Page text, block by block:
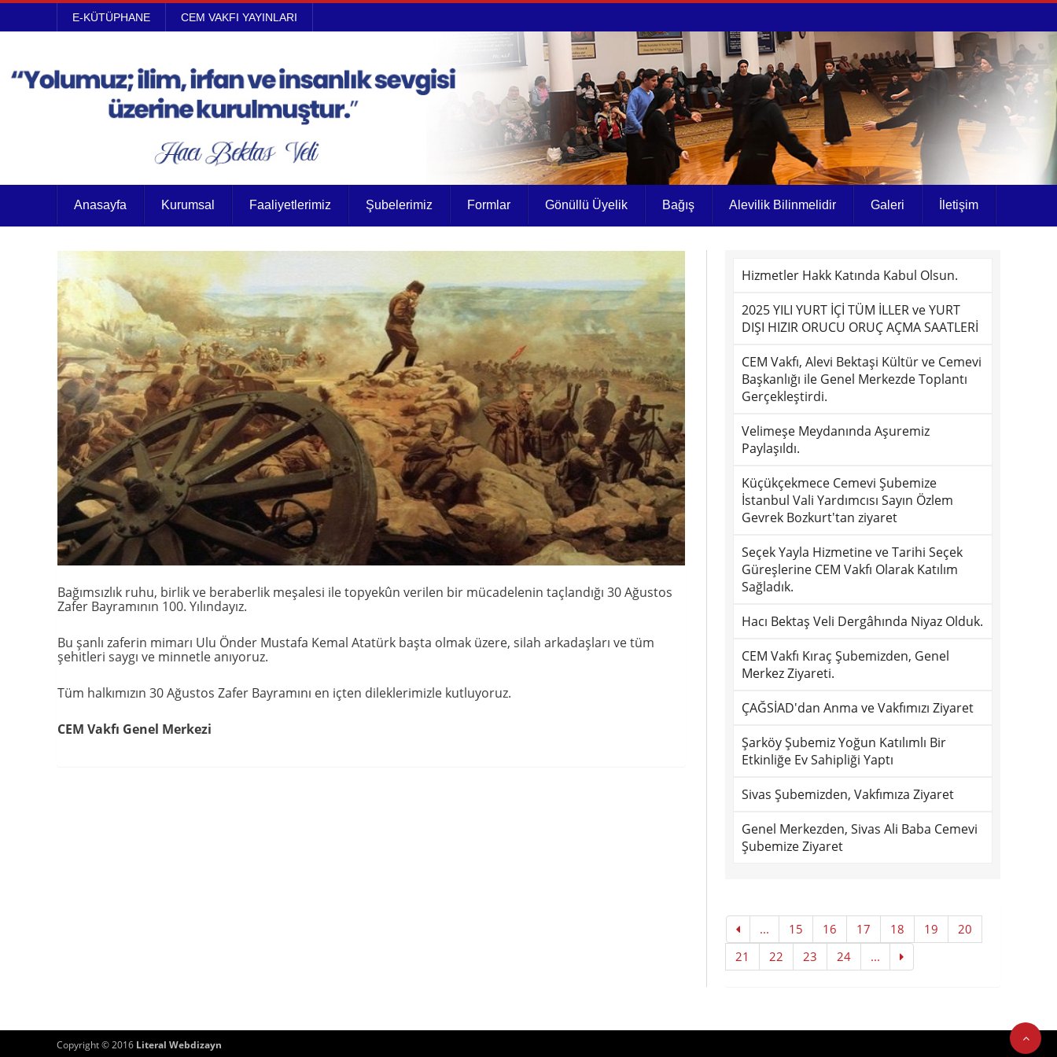
E-KÜTÜPHANE CEM VAKFI YAYINLARI
Anasayfa Kurumsal Faaliyetlerimiz Şubelerimiz Formlar Gönüllü Üyelik Bağış Alevilik Bilinmelidir Galeri İletişim
Bağımsızlık ruhu, birlik ve beraberlik meşalesi ile topyekûn verilen bir mücadelenin taçlandığı 30 Ağustos
Zafer Bayramının 100. Yılındayız.
Bu şanlı zaferin mimarı Ulu Önder Mustafa Kemal Atatürk başta olmak üzere, silah arkadaşları ve tüm
şehitleri saygı ve minnetle anıyoruz.
Tüm halkımızın 30 Ağustos Zafer Bayramını en içten dileklerimizle kutluyoruz.
CEM Vakfı Genel Merkezi
Hizmetler Hakk Katında Kabul Olsun.
2025 YILI YURT İÇİ TÜM İLLER ve YURT
DIŞI HIZIR ORUCU ORUÇ AÇMA SAATLERİ
CEM Vakfı, Alevi Bektaşi Kültür ve Cemevi
Başkanlığı ile Genel Merkezde Toplantı
Gerçekleştirdi.
Velimeşe Meydanında Aşuremiz
Paylaşıldı.
Küçükçekmece Cemevi Şubemize
İstanbul Vali Yardımcısı Sayın Özlem
Gevrek Bozkurt'tan ziyaret
Seçek Yayla Hizmetine ve Tarihi Seçek
Güreşlerine CEM Vakfı Olarak Katılım
Sağladık.
Hacı Bektaş Veli Dergâhında Niyaz Olduk.
CEM Vakfı Kıraç Şubemizden, Genel
Merkez Ziyareti.
ÇAĞSİAD'dan Anma ve Vakfımızı Ziyaret
Şarköy Şubemiz Yoğun Katılımlı Bir
Etkinliğe Ev Sahipliği Yaptı
Sivas Şubemizden, Vakfımıza Ziyaret
Genel Merkezden, Sivas Ali Baba Cemevi
Şubemize Ziyaret
... 15 16 17 18 19
20
21
22 23 24 ...
Copyright © 2016 Literal Webdizayn